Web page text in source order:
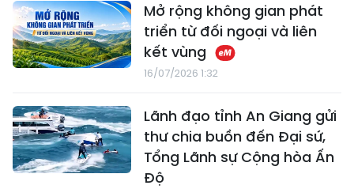
Mở rộng không gian phát
triển từ đối ngoại và liên
kết vùng
16/07/2026 1:32
Lãnh đạo tỉnh An Giang gửi
thư chia buồn đến Đại sứ,
Tổng Lãnh sự Cộng hòa Ấn
Độ